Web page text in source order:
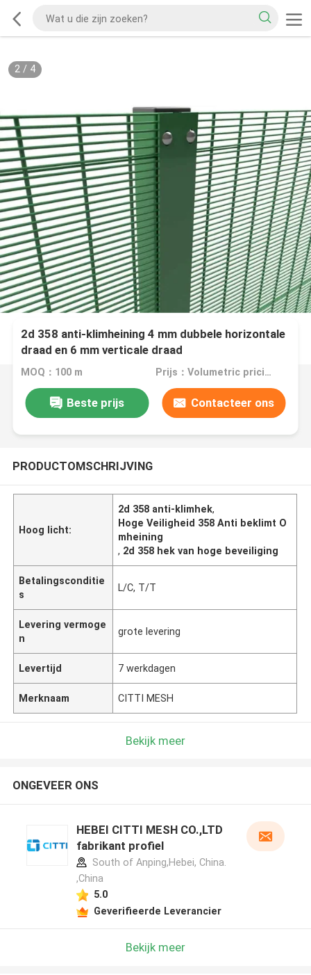
2/ 4
2d 358 anti-klimheining 4 mm dubbele horizontale
draad en 6 mm verticale draad
MOQ：100 m Prijs：Volumetric pricing
Beste prijs Contacteer ons
PRODUCTOMSCHRIJVING
Hoog licht:
2d 358 anti-klimhek,
Hoge Veiligheid 358 Anti beklimt O
mheining
, 2d 358 hek van hoge beveiliging
Betalingsconditie
s
L/C, T/T
Levering vermoge
n
grote levering
Levertijd 7 werkdagen
Merknaam CITTI MESH
Bekijk meer
ONGEVEER ONS
HEBEI CITTI MESH CO.,LTD
fabrikant profiel
South of Anping,Hebei, China.
,China
5.0
Geverifieerde Leverancier
Bekijk meer